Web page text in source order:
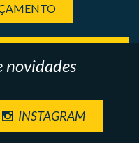
novidades
INSTAGRAM